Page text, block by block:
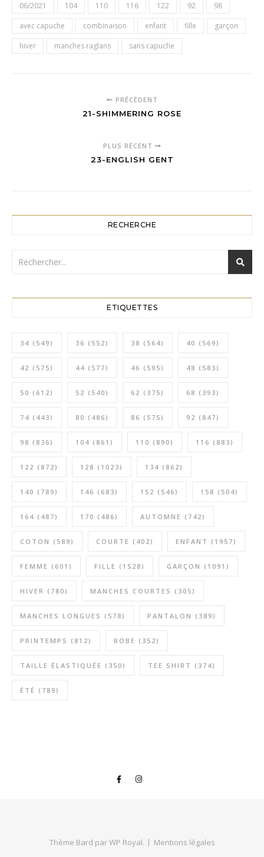
06/2021 104 110 116 122 92
98
avec capuche
combinaison enfant fille
garçon
hiver
manches raglans sans capuche
PRÉCÉDENT
21-SHIMMERING ROSE
PLUS RÉCENT
23-ENGLISH GENT
RECHERCHE
ETIQUETTES
34 (549) 36 (552) 38 (564) 40 (569)
42 (575) 44 (577) 46 (595) 48 (583)
50 (612) 52 (540) 62 (375) 68 (393)
74 (443) 80 (486) 86 (575) 92 (847)
98 (836) 104 (861) 110 (890) 116 (883)
122 (872) 128 (1023) 134 (862)
140 (789) 146 (683) 152 (546) 158 (504)
164 (487) 170 (486) AUTOMNE (742)
COTON (589) COURTE (402) ENFANT (1957)
FEMME (601) FILLE (1528) GARÇON (1091)
HIVER (780) MANCHES COURTES (305)
MANCHES LONGUES (578) PANTALON (389)
PRINTEMPS (812) ROBE (352)
TAILLE ÉLASTIQUÉE (350) TEE SHIRT (374)
ÉTÉ (789)
Thème Bard parWP Royal. Mentions légales